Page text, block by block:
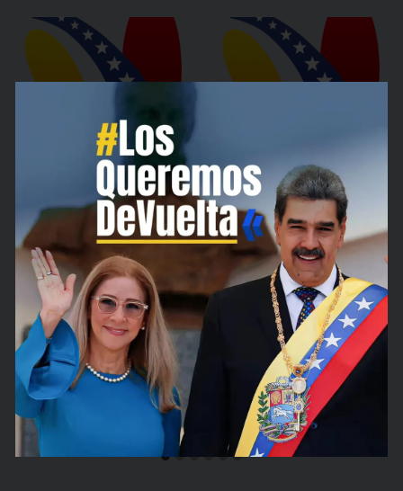
MPPEE
Día del
Padre con
un emotivo
homenaje a
sus
trabajadore
s
PorAsoelec
19 de junio de 2026
entrega
ayudas
técnicas a
trabajadore
s y
familiares
del sector
eléctrico
Asoelec
11 de junio de 2026